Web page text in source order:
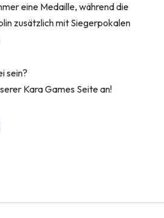
eine Medaille, während die
zusätzlich mit Siegerpokalen
sein?
Kara Games Seite an!